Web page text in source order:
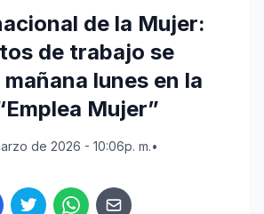
de la Mujer:
de trabajo se
lunes en la
Mujer”
de 2026 - 10:06p. m.•